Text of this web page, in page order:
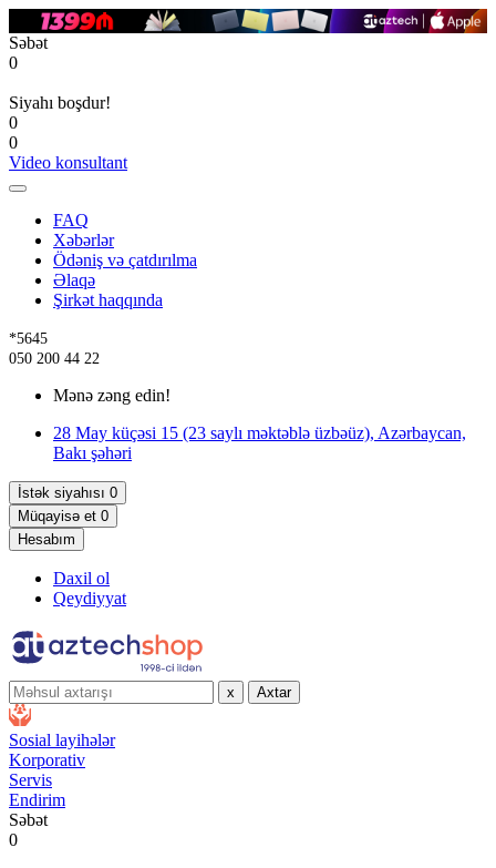
Səbət
0
Siyahı boşdur!
0
0
Video konsultant
FAQ
Xəbərlər
Ödəniş və çatdırılma
Əlaqə
Şirkət haqqında
*5645
050 200 44 22
Mənə zəng edin!
28 May küçəsi 15 (23 saylı məktəblə üzbəüz), Azərbaycan,
Bakı şəhəri
İstək siyahısı 0
Müqayisə et 0
Hesabım
Daxil ol
Qeydiyyat
x Axtar
Sosial layihələr
Korporativ
Servis
Endirim
Səbət
0